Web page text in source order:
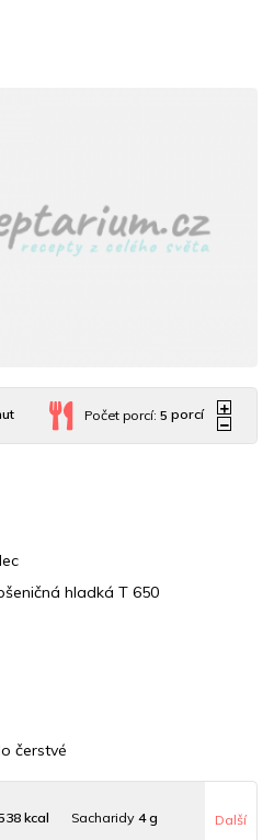
Počet porcí:5 porcí
hladká T 650
čerstvé
kcal Sacharidy 4 g Další